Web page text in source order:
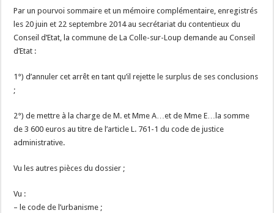
Par un pourvoi sommaire et un mémoire complémentaire, enregistrés
les 20 juin et 22 septembre 2014 au secrétariat du contentieux du
Conseil d’Etat, la commune de La Colle-sur-Loup demande au Conseil
d’Etat :
1°) d’annuler cet arrêt en tant qu’il rejette le surplus de ses conclusions
;
2°) de mettre à la charge de M. et Mme A…et de Mme E…la somme
de 3 600 euros au titre de l’article L. 761-1 du code de justice
administrative.
Vu les autres pièces du dossier ;
Vu :
– le code de l’urbanisme ;